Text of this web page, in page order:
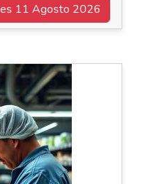
11 Agosto 2026